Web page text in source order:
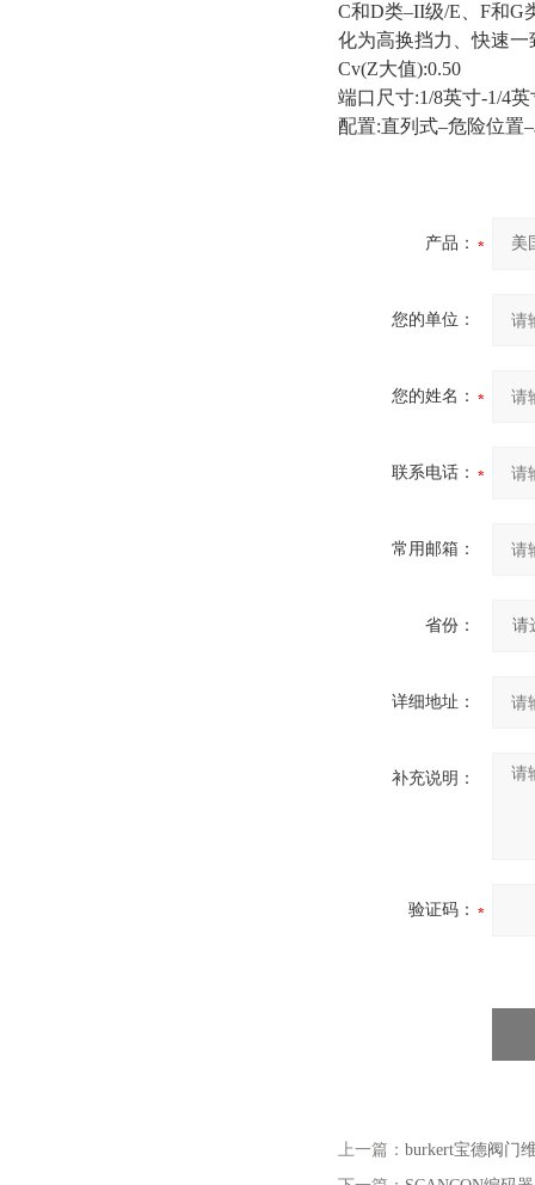
C和D类–II级/E、F和G
化为高换挡力、快速
Cv(Z大值):0.50
端口尺寸:1/8英寸-1/4英
配置:直列式–危险位置
产品：
您的单位：
您的姓名：
联系电话：
常用邮箱：
省份：
详细地址：
补充说明：
验证码：
上一篇： burkert宝德阀门